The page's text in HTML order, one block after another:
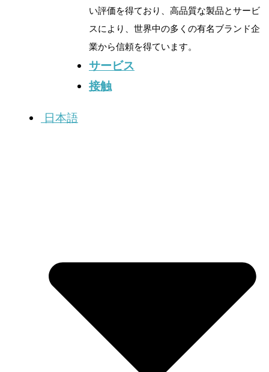
い評価を得ており、高品質な製品とサービ
スにより、世界中の多くの有名ブランド企
業から信頼を得ています。
サービス
接触
日本語